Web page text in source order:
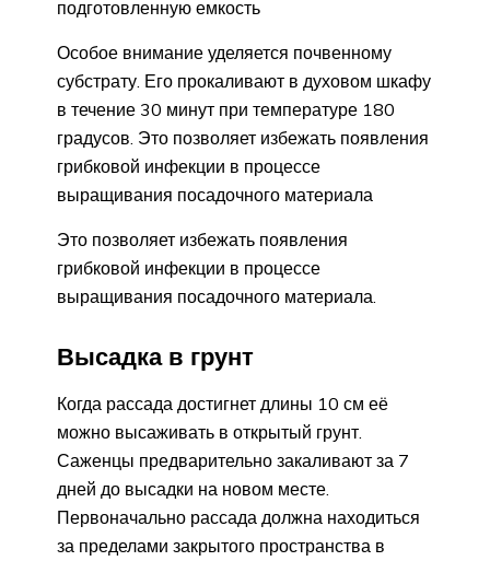
подготовленную емкость
Особое внимание уделяется почвенному
субстрату. Его прокаливают в духовом шкафу
в течение 30 минут при температуре 180
градусов. Это позволяет избежать появления
грибковой инфекции в процессе
выращивания посадочного материала
Это позволяет избежать появления
грибковой инфекции в процессе
выращивания посадочного материала.
Высадка в грунт
Когда рассада достигнет длины 10 см её
можно высаживать в открытый грунт.
Саженцы предварительно закаливают за 7
дней до высадки на новом месте.
Первоначально рассада должна находиться
за пределами закрытого пространства в